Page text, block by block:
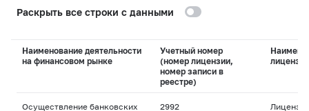
Раскрыть все строки с данными
Наименование деятельности
на финансовом рынке
Учетный номер
(номер лицензии,
номер записи в
реестре)
лицензии
Осуществление банковских
2992